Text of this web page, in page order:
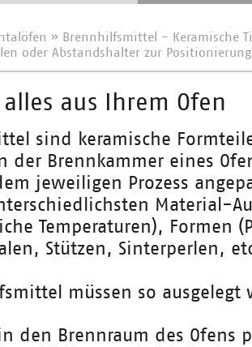
» Brennhilfsmittel - Keramische
oder Abstandshalter zur
alles aus Ihrem Ofen
sind keramische
der Brennkammer eines
jeweiligen Prozess
Material-
Temperaturen), Formen
Stützen, Sinterperlen,
müssen so ausgelegt
den Brennraum des Ofens